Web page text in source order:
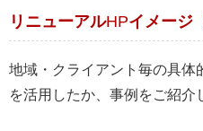
リニューアルHPイメージ
地域・クライアント毎の具体
を活用したか、事例をご紹介